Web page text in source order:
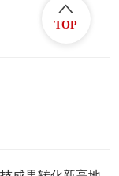
TOP